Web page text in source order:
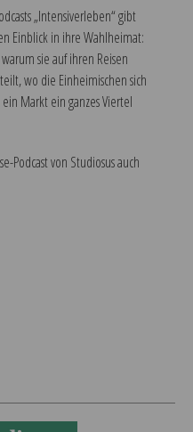
„Intensiverleben“ gibt
Einblick in ihre Wahlheimat:
sie auf ihren Reisen
wo die Einheimischen sich
Markt ein ganzes Viertel
Podcast von Studiosus auch